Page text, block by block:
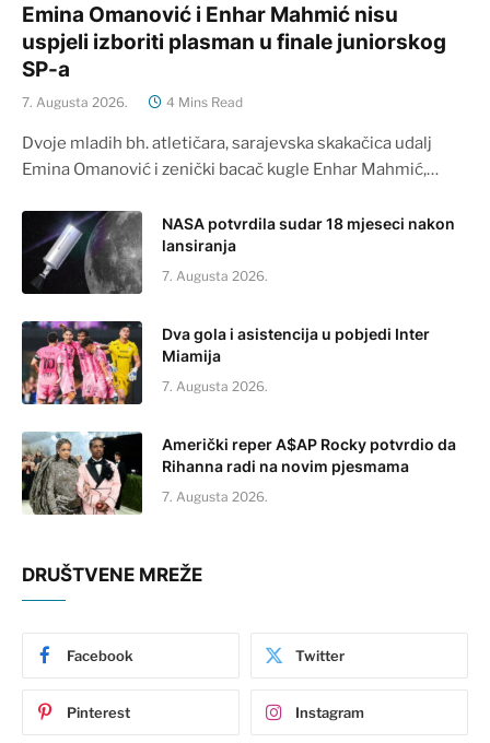
Emina Omanović i Enhar Mahmić nisu
uspjeli izboriti plasman u finale juniorskog
SP-a
7. Augusta 2026. 4 Mins Read
Dvoje mladih bh. atletičara, sarajevska skakačica udalj
Emina Omanović i zenički bacač kugle Enhar Mahmić,…
NASA potvrdila sudar 18 mjeseci nakon
lansiranja
7. Augusta 2026.
Dva gola i asistencija u pobjedi Inter
Miamija
7. Augusta 2026.
Američki reper A$AP Rocky potvrdio da
Rihanna radi na novim pjesmama
7. Augusta 2026.
DRUŠTVENE MREŽE
Facebook Twitter
Pinterest Instagram